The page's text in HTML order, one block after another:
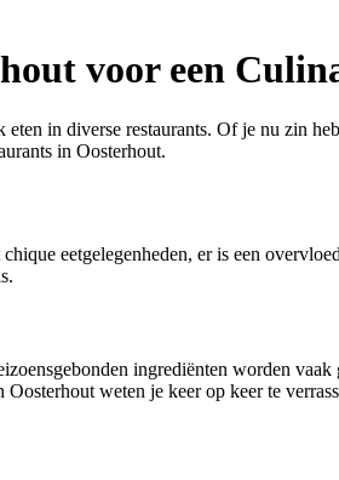
voor een
in diverse restaurants. Of je nu zin
in Oosterhout.
eetgelegenheden, er is een
ingrediënten worden
weten je keer op keer te